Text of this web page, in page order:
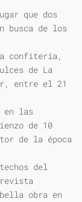
que dos
busca de los
confitería,
de La
entre el 21
en las
de 10
de la época
del
bella obra en